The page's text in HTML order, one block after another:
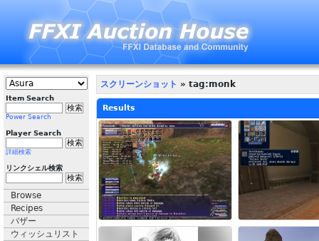
Item Search
Power Search
Player Search
詳細検索
リンクシェル検索
Browse
Recipes
バザー
ウィッシュリスト
スクリーンショット » tag:monk
Results